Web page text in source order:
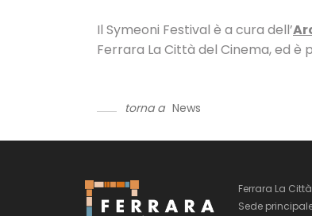
Il Symeoni Festival è a cura dell’
Ferrara La Città del Cinema, ed
torna a News
Ferrara La
Sede